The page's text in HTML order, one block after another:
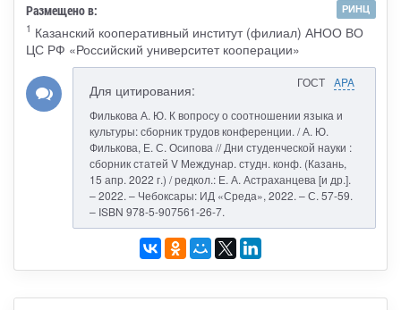
Размещено в:
РИНЦ
1 Казанский кооперативный институт (филиал) АНОО ВО
ЦС РФ «Российский университет кооперации»
ГОСТ APA
Для цитирования:
Филькова А. Ю. К вопросу о соотношении языка и
культуры: сборник трудов конференции. / А. Ю.
Филькова, Е. С. Осипова // Дни студенческой науки :
сборник статей V Междунар. студн. конф. (Казань,
15 апр. 2022 г.) / редкол.: Е. А. Астраханцева [и др.].
– 2022. – Чебоксары: ИД «Среда», 2022. – С. 57-59.
– ISBN 978-5-907561-26-7.